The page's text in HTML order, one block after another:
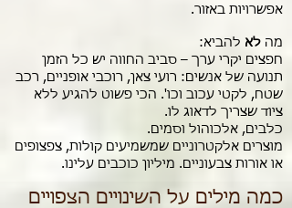
אפשרויות באזור.
מה לא להביא:
חפצים יקרי ערך – סביב החווה יש כל הזמן
תנועה של אנשים: רועי צאן, רוכבי אופניים, רכב
שטח, לקטי עכוב וכו'. הכי פשוט להגיע ללא
ציוד שצריך לדאוג לו.
כלבים, אלכוהול וסמים.
מוצרים אלקטרוניים שמשמיעים קולות, צפצופים
או אורות צבעוניים. מיליון כוכבים עלינו.
כמה מילים על השינויים הצפויים